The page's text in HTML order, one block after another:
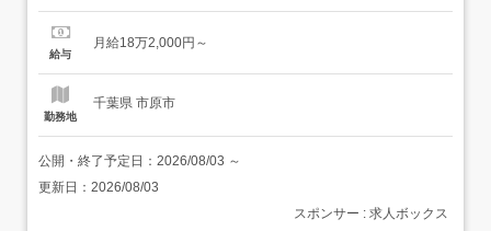
円休日出勤:2,000円早出手当:1,000円資格手当:調理
～ 扶養ありの場合<賞与>賞与あり...
給与
月給18万2,000円～
勤務地
千葉県 市原市
公開・終了予定日： 2026/08/03 ～
更新日： 2026/08/03
スポンサー : 求人ボックス